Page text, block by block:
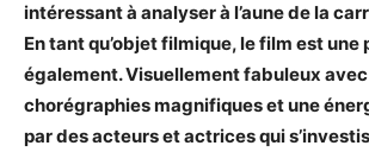
intéressant à analyser à l’aune de la
En tant qu’objet filmique, le film est une
également. Visuellement fabuleux
chorégraphies magnifiques et une
par des acteurs et actrices qui